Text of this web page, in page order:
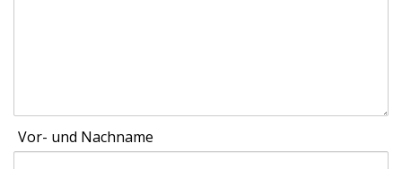
Vor- und Nachname